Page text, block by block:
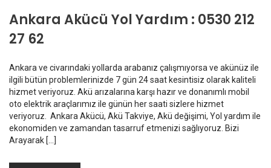
Ankara Akücü Yol Yardım : 0530 212
27 62
Ankara ve civarındaki yollarda arabanız çalışmıyorsa ve akünüz ile
ilgili bütün problemlerinizde 7 gün 24 saat kesintisiz olarak kaliteli
hizmet veriyoruz. Akü arızalarına karşı hazır ve donanımlı mobil
oto elektrik araçlarımız ile günün her saati sizlere hizmet
veriyoruz. Ankara Akücü, Akü Takviye, Akü değişimi, Yol yardım ile
ekonomiden ve zamandan tasarruf etmenizi sağlıyoruz. Bizi
Arayarak […]